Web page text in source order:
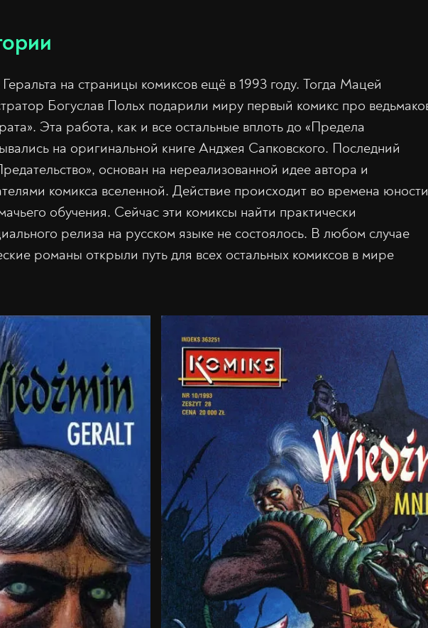
на страницы комиксов ещё в 1993 году. Тогда Мацей
Богуслав Польх подарили миру первый комикс про
Эта работа, как и все остальные вплоть до «Предела
на оригинальной книге Анджея Сапковского. Последний
основан на нереализованной идее автора и
комикса вселенной. Действие происходит во времена юности
обучения. Сейчас эти комиксы найти практически
релиза на русском языке не состоялось. В любом случае
романы открыли путь для всех остальных комиксов в мире